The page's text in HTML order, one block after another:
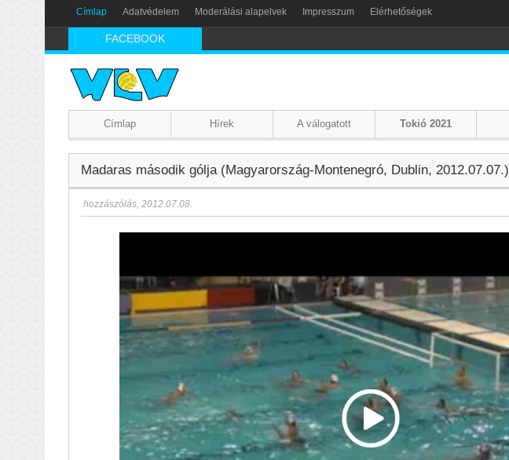
Címlap Adatvédelem Moderálási alapelvek Impresszum Elérhetőségek
FACEBOOK
Címlap Hírek A válogatott Tokió 2021
Madaras második gólja (Magyarország-Montenegró, Dublin, 2012.07.07.)
hozzászólás, 2012.07.08.